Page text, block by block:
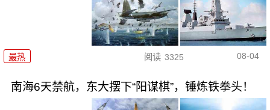
最热 阅读 3325 08-04
南海6天禁航，东大摆下“阳谋棋”，锤炼铁拳头！